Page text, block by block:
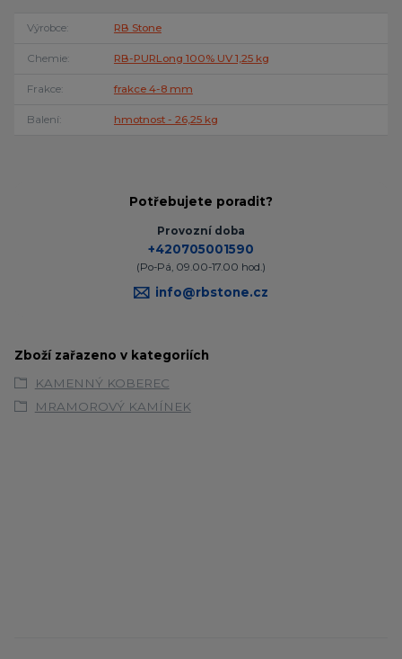
Výrobce RB Stone
Chemie RB-PURLong 100% UV 1,25 kg
Frakce frakce 4-8 mm
Balení hmotnost - 26,25 kg
Potřebujete poradit?
Provozní doba
+420705001590
(Po-Pá, 09.00-17.00 hod.)
info@rbstone.cz
Zboží zařazeno v kategoriích
KAMENNÝ KOBEREC
MRAMOROVÝ KAMÍNEK